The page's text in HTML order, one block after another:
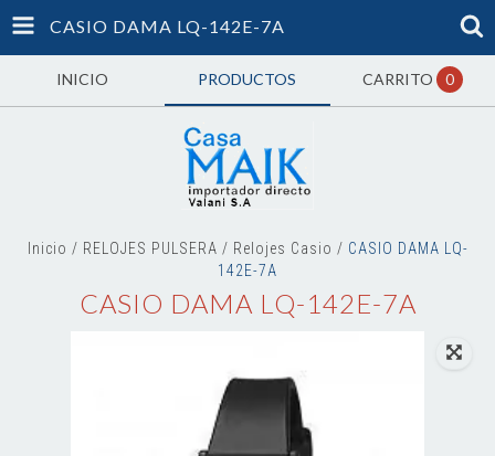
CASIO DAMA LQ-142E-7A
INICIO PRODUCTOS CARRITO 0
Inicio / RELOJES PULSERA / Relojes Casio / CASIO DAMA LQ-
142E-7A
CASIO DAMA LQ-142E-7A